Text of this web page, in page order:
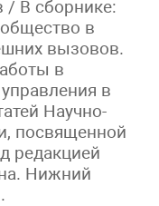
/ В сборнике:
в
вызовов.
в
в
Научно-
посвященной
редакцией
Нижний